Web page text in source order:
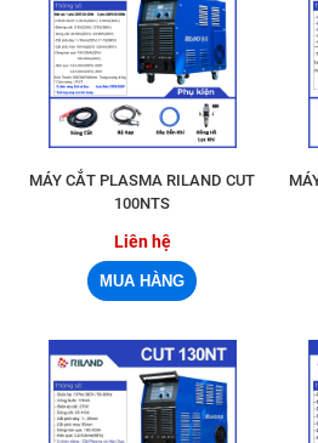
MÁY CẮT PLASMA RILAND CUT
100NTS
Liên hệ